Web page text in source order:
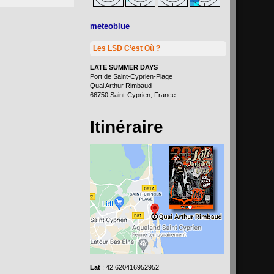
meteoblue
Les LSD C’est Où ?
LATE SUMMER DAYS
Port de Saint-Cyprien-Plage
Quai Arthur Rimbaud
66750 Saint-Cyprien, France
Itinéraire
Lat : 42.620416952952